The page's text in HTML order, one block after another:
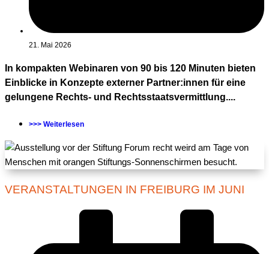
21. Mai 2026
In kompakten Webinaren von 90 bis 120 Minuten bieten
Einblicke in Konzepte externer Partner:innen für eine
gelungene Rechts- und Rechtsstaatsvermittlung....
>>> Weiterlesen
VERANSTALTUNGEN IN FREIBURG IM JUNI